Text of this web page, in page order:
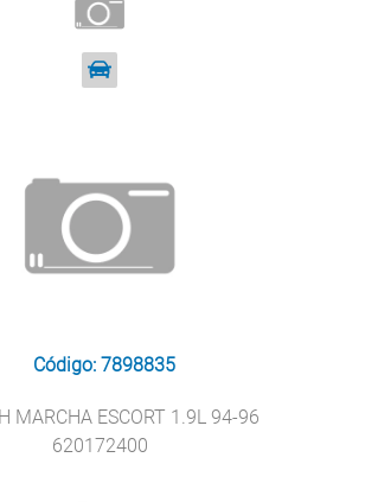
Código: 7898835
MARCHA ESCORT 1.9L 94-96
620172400